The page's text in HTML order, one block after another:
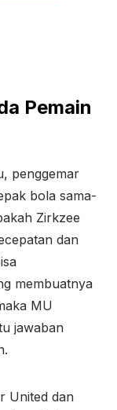
Pemain
penggemar
bola sama-
Zirkzee
dan
membuatnya
MU
jawaban
United dan